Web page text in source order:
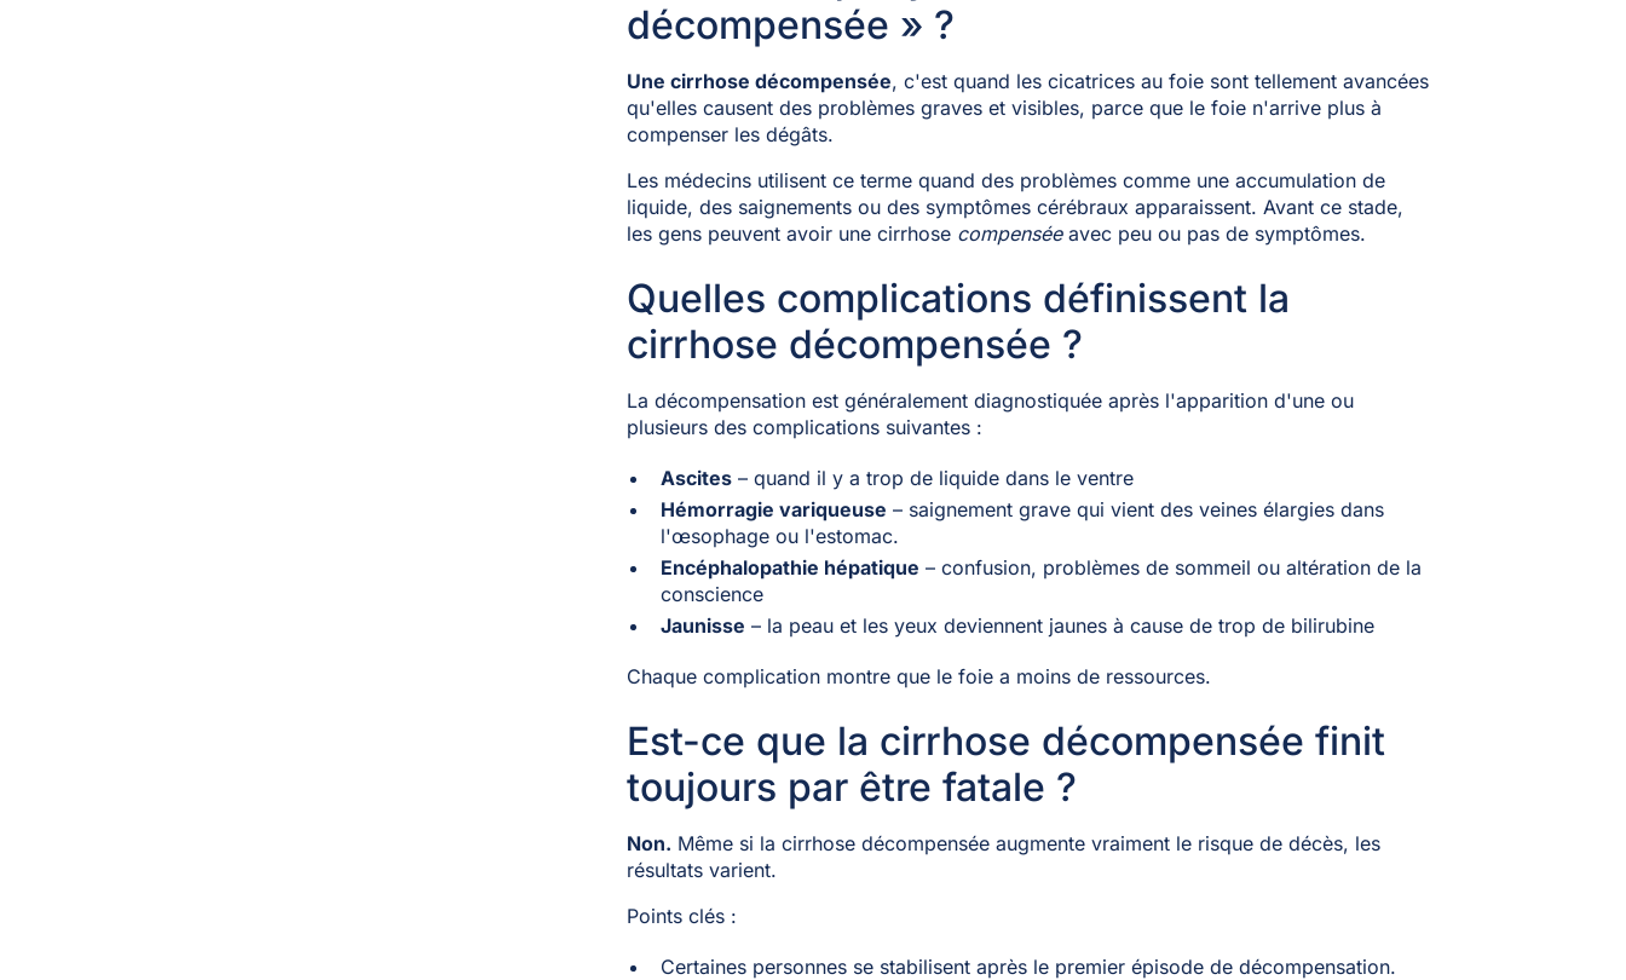
décompensée » ?
Une cirrhose décompensée, c'est quand les cicatrices au foie sont tellement avancées
qu'elles causent des problèmes graves et visibles, parce que le foie n'arrive plus à
compenser les dégâts.
Les médecins utilisent ce terme quand des problèmes comme une accumulation de
liquide, des saignements ou des symptômes cérébraux apparaissent. Avant ce stade,
les gens peuvent avoir une cirrhose compenséeavec peu ou pas de symptômes.
Quelles complications définissent la
cirrhose décompensée ?
La décompensation est généralement diagnostiquée après l'apparition d'une ou
plusieurs des complications suivantes :
Ascites – quand il y a trop de liquide dans le ventre
Hémorragie variqueuse – saignement grave qui vient des veines élargies dans
l'œsophage ou l'estomac.
Encéphalopathie hépatique – confusion, problèmes de sommeil ou altération de la
conscience
Jaunisse – la peau et les yeux deviennent jaunes à cause de trop de bilirubine
Chaque complication montre que le foie a moins de ressources.
Est-ce que la cirrhose décompensée finit
toujours par être fatale ?
Non. Même si la cirrhose décompensée augmente vraiment le risque de décès, les
résultats varient.
Points clés :
Certaines personnes se stabilisent après le premier épisode de décompensation.